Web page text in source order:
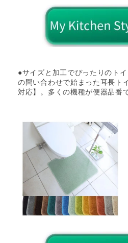
●サイズと加工でぴったりのト
の問い合わせで始まった耳長ト
対応】。多くの機種が便器品番